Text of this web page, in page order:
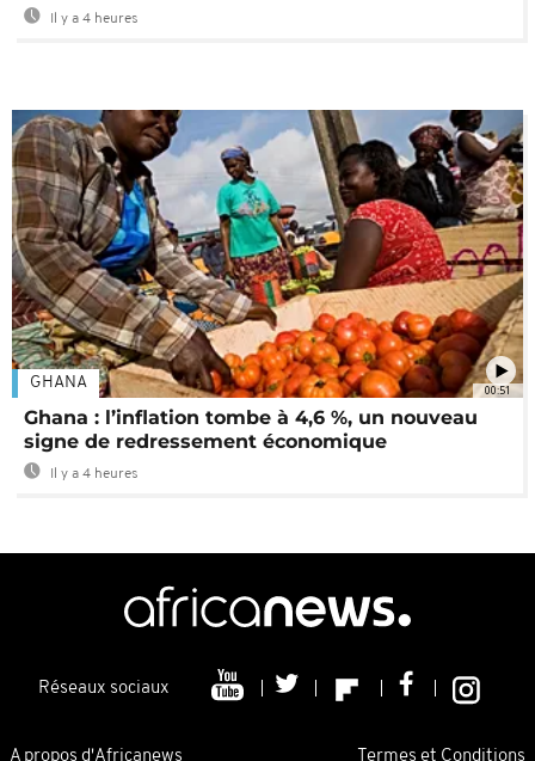
Il y a 4 heures
00:51
GHANA
Ghana : l’inflation tombe à 4,6 %, un nouveau
signe de redressement économique
Il y a 4 heures
Réseaux sociaux
A propos d'Africanews Termes et Conditions